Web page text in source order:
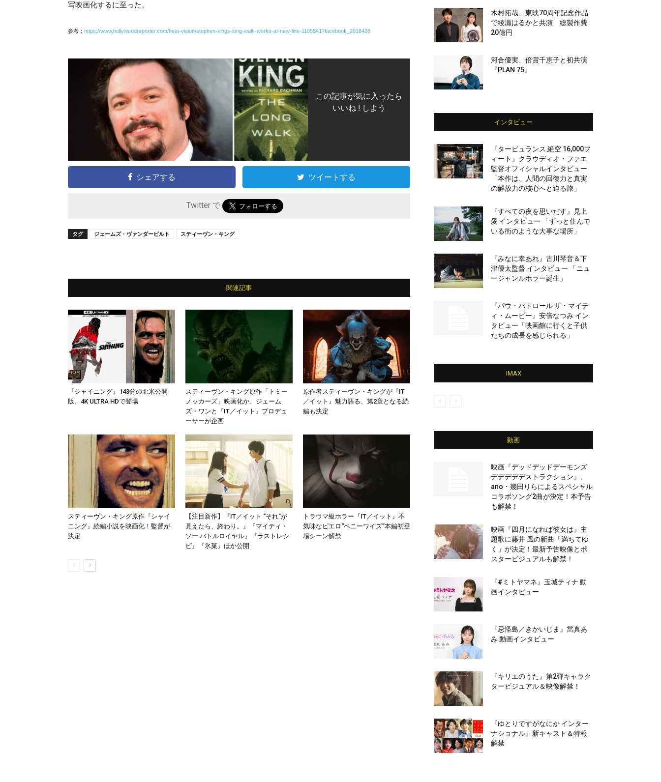
写映画化するに至った。
参考： https://www.hollywoodreporter.com/heat-vision/stephen-kings-long-walk-works-at-new-line-1105541?facebook_2018428
この記事が気に入ったら
いいね ! しよう
シェアする ツイートする
Twitter で
タグ ジェームズ・ヴァンダービルト スティーヴン・キング
関連記事
『シャイニング』143分の北米公開
版、4K ULTRA HDで登場
スティーヴン・キング原作「トミー
ノッカーズ」映画化か、ジェーム
ズ・ワンと『IT／イット』プロデュ
ーサーが企画
原作者スティーヴン・キングが『IT
／イット』魅力語る、第2章となる続
編も決定
スティーヴン・キング原作『シャイ
ニング』続編小説を映画化！監督が
決定
【注目新作】『IT／イット “それ”が
見えたら、終わり。』『マイティ・
ソー バトルロイヤル』『ラストレシ
ピ』『氷菓』ほか公開
トラウマ級ホラー『IT／イット』不
気味なピエロ“ペニーワイズ”本編初登
場シーン解禁
木村拓哉、東映70周年記念作品
で綾瀬はるかと共演 総製作費
20億円
河合優実、倍賞千恵子と初共演
『PLAN 75』
インタビュー
『タービュランス 絶空 16,000フ
ィート』クラウディオ・ファエ
監督オフィシャルインタビュー
「本作は、人間の回復力と真実
の解放力の核心へと迫る旅」
『すべての夜を思いだす』見上
愛 インタビュー 「ずっと住んで
いる街のような大事な場所」
『みなに幸あれ』古川琴音＆下
津優太監督 インタビュー 「ニュ
ージャンルホラー誕生」
『パウ・パトロール ザ・マイテ
ィ・ムービー』安倍なつみ イン
タビュー「映画館に行くと子供
たちの成長を感じられる」
IMAX
動画
映画『デッドデッドデーモンズ
デデデデデストラクション』、
ano・幾田りらによるスペシャル
コラボソング2曲が決定！本予告
も解禁！
映画『四月になれば彼女は』主
題歌に藤井 風の新曲「満ちてゆ
く」が決定！最新予告映像とポ
スタービジュアルも解禁！
『#ミトヤマネ』玉城ティナ 動
画インタビュー
『忌怪島／きかいじま』當真あ
み 動画インタビュー
『キリエのうた』第2弾キャラク
タービジュアル＆映像解禁！
『ゆとりですがなにか インター
ナショナル』新キャスト＆特報
解禁